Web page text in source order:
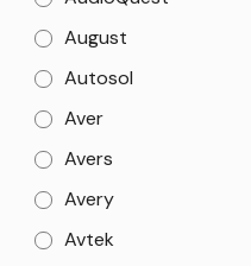
August
Autosol
Aver
Avers
Avery
Avtek